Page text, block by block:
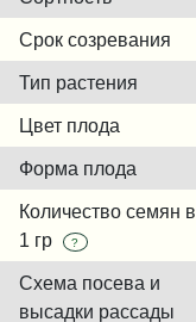
Срок созревания
Тип растения
Цвет плода
Форма плода
Количество семян в
1 гр
?
Схема посева и
высадки рассады